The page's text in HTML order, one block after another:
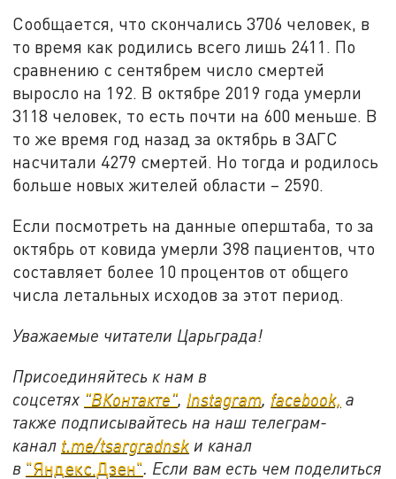
Сообщается, что скончались 3706 человек, в
то время как родились всего лишь 2411. По
сравнению с сентябрем число смертей
выросло на 192. В октябре 2019 года умерли
3118 человек, то есть почти на 600 меньше. В
то же время год назад за октябрь в ЗАГС
насчитали 4279 смертей. Но тогда и родилось
больше новых жителей области – 2590.
Если посмотреть на данные оперштаба, то за
октябрь от ковида умерли 398 пациентов, что
составляет более 10 процентов от общего
числа летальных исходов за этот период.
Уважаемые читатели Царьграда!
Присоединяйтесь к нам в
соцсетях "ВКонтакте" Instagram facebook, а
также подписывайтесь на наш телеграм-
канал t.me/tsargradnsk и канал
в "Яндекс.Дзен" . Если вам есть чем поделиться